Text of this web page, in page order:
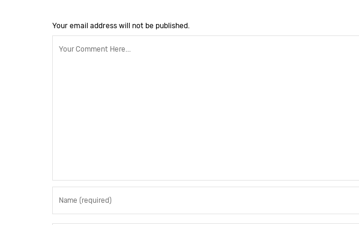
Your email address will not be published.